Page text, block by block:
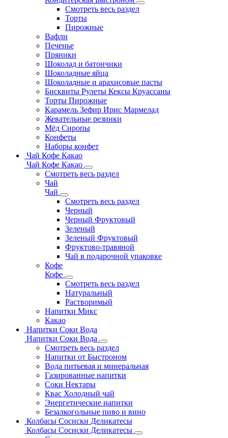
Смотреть весь раздел
Торты
Пирожные
Вафли
Печенье
Пряники
Шоколад и батончики
Шоколадные яйца
Шоколадные и арахисовые пасты
Бисквиты Рулеты Кексы Круассаны
Торты Пирожные
Карамель Зефир Ирис Мармелад
Жевательные резинки
Мёд Сиропы
Конфеты
Наборы конфет
Чай Кофе Какао
Чай Кофе Какао
Смотреть весь раздел
Чай
Чай
Смотреть весь раздел
Черный
Черный Фруктовый
Зеленый
Зеленый Фруктовый
Фруктово-травяной
Чай в подарочной упаковке
Кофе
Кофе
Смотреть весь раздел
Натуральный
Растворимый
Напитки Микс
Какао
Напитки Соки Вода
Напитки Соки Вода
Смотреть весь раздел
Напитки от Быстроном
Вода питьевая и минеральная
Газированные напитки
Соки Нектары
Квас Холодный чай
Энергетические напитки
Безалкогольные пиво и вино
Колбасы Сосиски Деликатесы
Колбасы Сосиски Деликатесы